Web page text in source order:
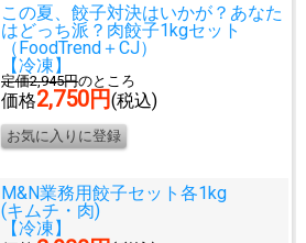
この夏、餃子対決はいかが？ あなた
はどっち派？肉餃子1kgセット
（FoodTrend＋CJ）
【冷凍】
定価2,945円のところ
価格2,750円(税込)
M&N業務用餃子セット各1kg
(キムチ・肉)
【冷凍】